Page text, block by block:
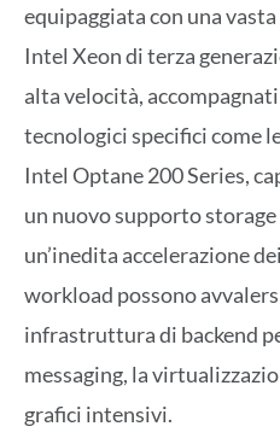
equipaggiata con una
Intel Xeon di terza
alta velocità,
tecnologici specifici come
Intel Optane 200 Series,
un nuovo supporto
un’inedita accelerazione
workload possono
infrastruttura di backend
messaging, la
grafici intensivi.